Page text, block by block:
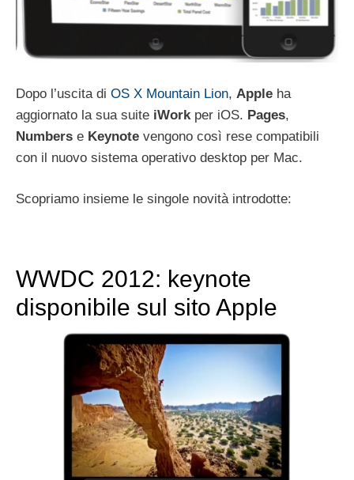
Dopo l’uscita di OS X Mountain Lion, Apple ha
aggiornato la sua suite iWorkper iOS. Pages,
Numbers e Keynote vengono così rese compatibili
con il nuovo sistema operativo desktop per Mac.
Scopriamo insieme le singole novità introdotte:
WWDC 2012: keynote
disponibile sul sito Apple